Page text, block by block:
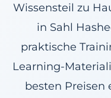
Wissensteil zu
in Sahl
praktische
Learning-
besten Preisen